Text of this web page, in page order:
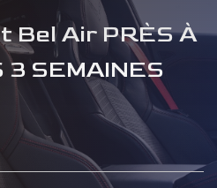
Bel Air PRÈS À
3 SEMAINES